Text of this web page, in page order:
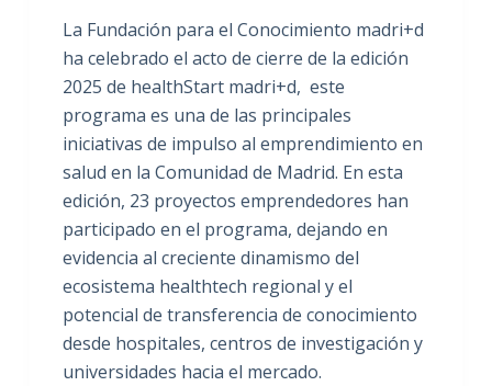
La Fundación para el Conocimiento madri+d
ha celebrado el acto de cierre de la edición
2025 de healthStart madri+d, este
programa es una de las principales
iniciativas de impulso al emprendimiento en
salud en la Comunidad de Madrid. En esta
edición, 23 proyectos emprendedores han
participado en el programa, dejando en
evidencia al creciente dinamismo del
ecosistema healthtech regional y el
potencial de transferencia de conocimiento
desde hospitales, centros de investigación y
universidades hacia el mercado.